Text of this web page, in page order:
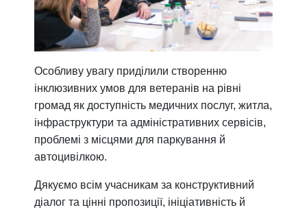
Особливу увагу приділили створенню
інклюзивних умов для ветеранів на рівні
громад як доступність медичних послуг, житла,
інфраструктури та адміністративних сервісів,
проблемі з місцями для паркування й
автоцивілкою.
Дякуємо всім учасникам за конструктивний
діалог та цінні пропозиції, ініціативність й